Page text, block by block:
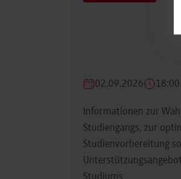
02.09.2026
Informationen zur
Studiengangs, zur
Studienvorbereitung